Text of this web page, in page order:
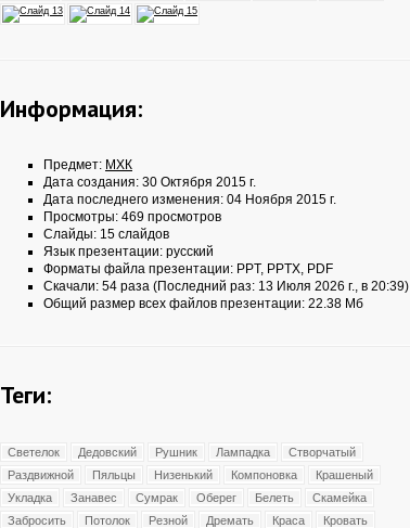
Информация:
Предмет: МХК
Дата создания: 30 Октября 2015 г.
Дата последнего изменения: 04 Ноября 2015 г.
Просмотры: 469 просмотров
Слайды: 15 слайдов
Язык презентации: русский
Форматы файла презентации: PPT, PPTX, PDF
Скачали: 54 раза (Последний раз: 13 Июля 2026 г., в 20:39)
Общий размер всех файлов презентации: 22.38 Мб
Теги:
Светелок Дедовский Рушник Лампадка
Створчатый
Раздвижной
Пяльцы Низенький Компоновка
Крашеный
Укладка
Занавес Сумрак Оберег Белеть
Скамейка
Забросить
Потолок Резной Дремать Краса
Кровать